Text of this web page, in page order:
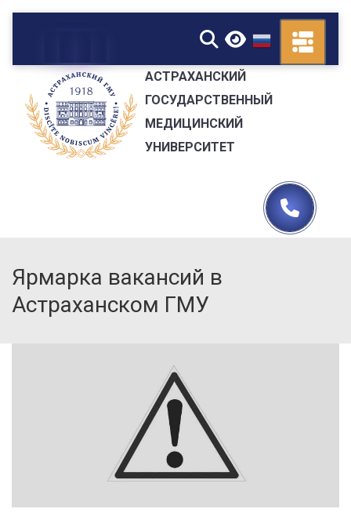
▼
АСТРАХАНСКИЙ
ГОСУДАРСТВЕННЫЙ
МЕДИЦИНСКИЙ
УНИВЕРСИТЕТ
Ярмарка вакансий в
Астраханском ГМУ